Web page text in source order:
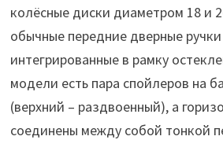
колёсные диски диаметром 18 и
обычные передние дверные
интегрированные в рамку
модели есть пара спойлеров на
(верхний – раздвоенный), а
соединены между собой тонкой